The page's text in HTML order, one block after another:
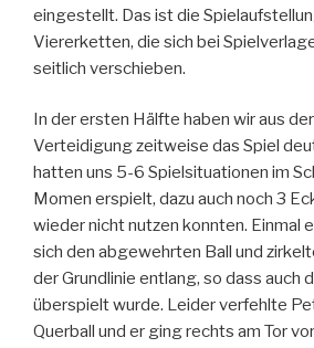
eingestellt. Das ist die
Viererketten, die sich bei
seitlich verschieben.
In der ersten Hälfte haben wir aus
Verteidigung zeitweise das Spiel
hatten uns 5-6 Spielsituationen im
Momen erspielt, dazu auch noch 3
wieder nicht nutzen konnten. Einmal
sich den abgewehrten Ball und
der Grundlinie entlang, so dass auch
überspielt wurde. Leider verfehlte
Querball und er ging rechts am Tor